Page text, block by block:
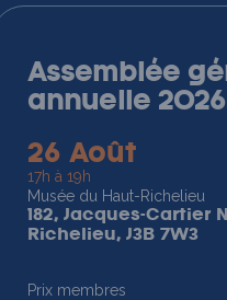
Assemblée
annuelle 2026
26 Août
17h à 19h
Musée du Haut-Richelieu
182, Jacques-Cartier
Richelieu, J3B 7W3
Prix membres